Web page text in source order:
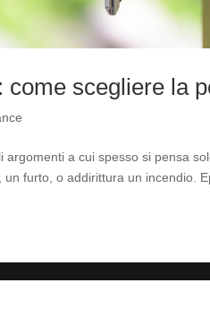
come scegliere la
argomenti a cui spesso si pensa
furto, o addirittura un incendio.